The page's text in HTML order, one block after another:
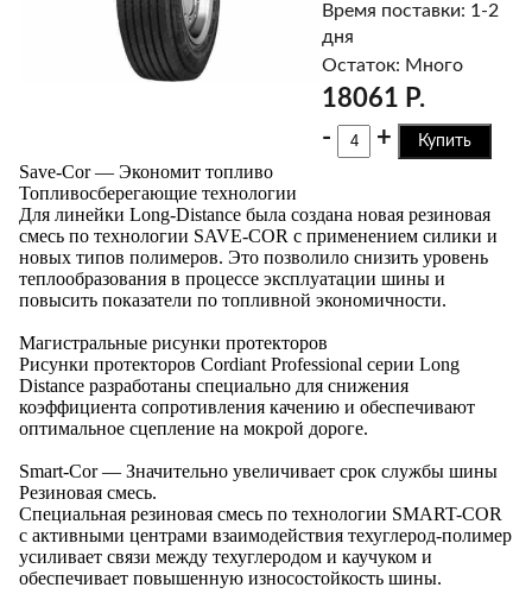
Время поставки: 1-2
дня
Остаток: Много
18061 Р.
-
+ Купить
Save-Cor — Экономит топливо
Топливосберегающие технологии
Для линейки Long-Distance была создана новая резиновая
смесь по технологии SAVE-COR с применением силики и
новых типов полимеров. Это позволило снизить уровень
теплообразования в процессе эксплуатации шины и
повысить показатели по топливной экономичности.
Магистральные рисунки протекторов
Рисунки протекторов Cordiant Professional серии Long
Distance разработаны специально для снижения
коэффициента сопротивления качению и обеспечивают
оптимальное сцепление на мокрой дороге.
Smart-Cor — Значительно увеличивает срок службы шины
Резиновая смесь.
Специальная резиновая смесь по технологии SMART-COR
с активными центрами взаимодействия техуглерод-полимер
усиливает связи между техуглеродом и каучуком и
обеспечивает повышенную износостойкость шины.